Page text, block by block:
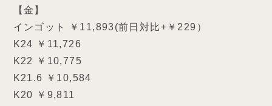
【金】
インゴット ￥11,893(前日対比+￥229）
K24 ￥11,726
K22 ￥10,775
K21.6 ￥10,584
K20 ￥9,811